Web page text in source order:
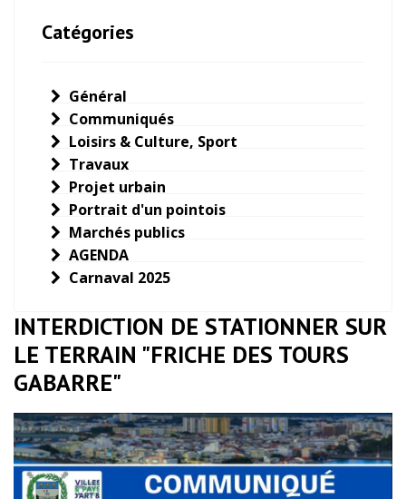
Catégories
Général
Communiqués
Loisirs & Culture, Sport
Travaux
Projet urbain
Portrait d'un pointois
Marchés publics
AGENDA
Carnaval 2025
INTERDICTION DE STATIONNER SUR
LE TERRAIN "FRICHE DES TOURS
GABARRE"